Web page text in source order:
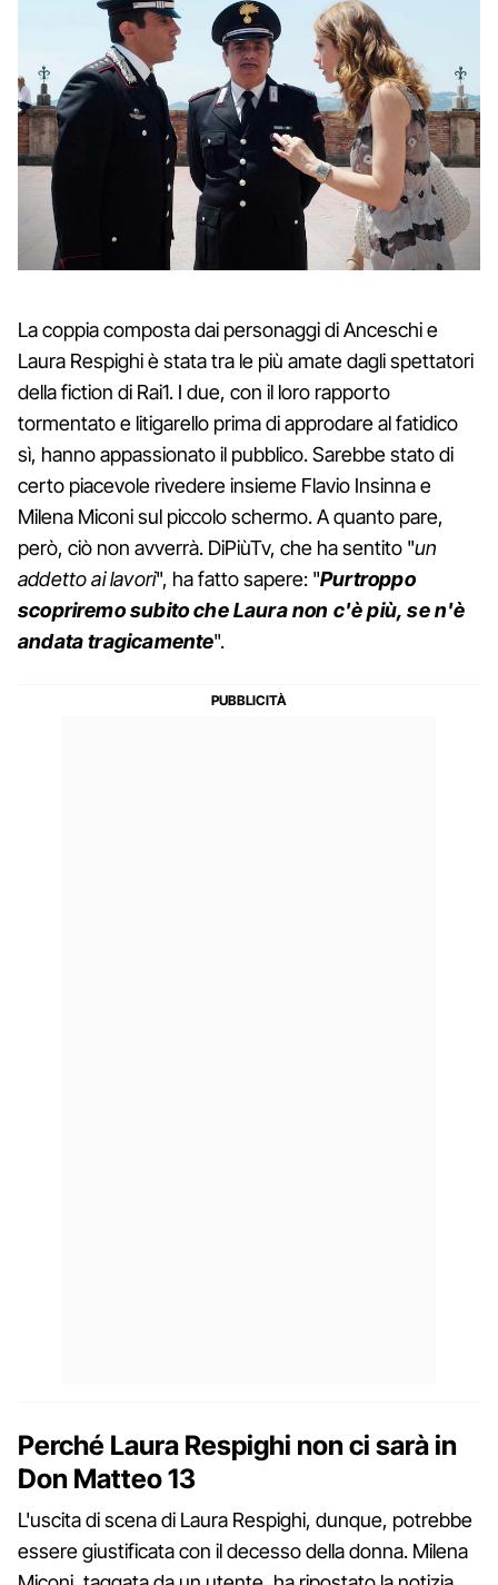
La coppia composta dai personaggi di Anceschi e
Laura Respighi è stata tra le più amate dagli spettatori
della fiction di Rai1. I due, con il loro rapporto
tormentato e litigarello prima di approdare al fatidico
sì, hanno appassionato il pubblico. Sarebbe stato di
certo piacevole rivedere insieme Flavio Insinna e
Milena Miconi sul piccolo schermo. A quanto pare,
però, ciò non avverrà. DiPiùTv, che ha sentito "un
addetto ai lavori", ha fatto sapere: "Purtroppo
scopriremo subito che Laura non c'è più, se n'è
andata tragicamente".
Perché Laura Respighi non ci sarà in
Don Matteo 13
L'uscita di scena di Laura Respighi, dunque, potrebbe
essere giustificata con il decesso della donna. Milena